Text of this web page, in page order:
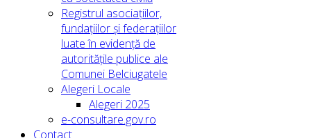
Registrul asociațiilor,
fundațiilor și federațiilor
luate în evidență de
autoritățile publice ale
Comunei Belciugatele
Alegeri Locale
Alegeri 2025
e-consultare.gov.ro
Contact